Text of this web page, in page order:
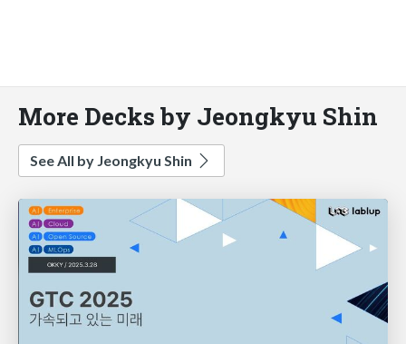
More Decks by Jeongkyu Shin
See All by Jeongkyu Shin